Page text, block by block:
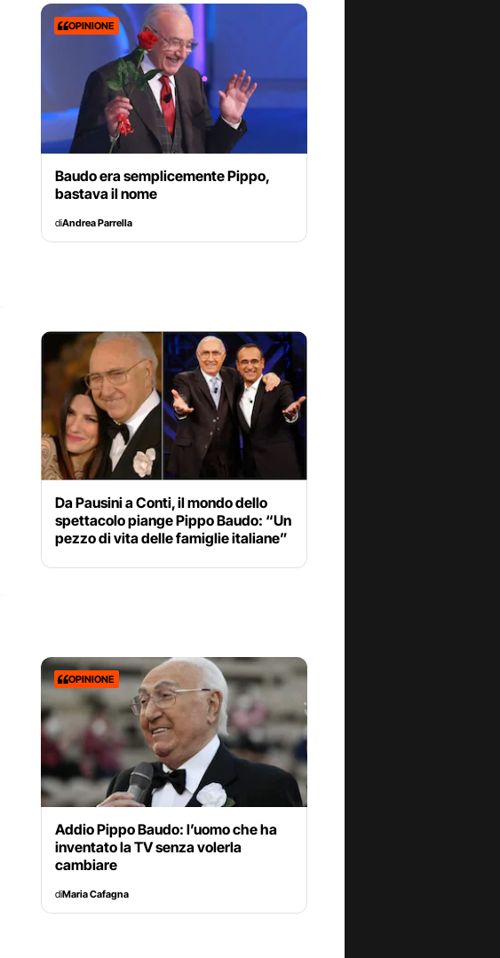
OPINIONE
Baudo era semplicemente Pippo,
bastava il nome
diAndrea Parrella
Da Pausini a Conti, il mondo dello
spettacolo piange Pippo Baudo: “Un
pezzo di vita delle famiglie italiane”
OPINIONE
Addio Pippo Baudo: l’uomo che ha
inventato la TV senza volerla
cambiare
diMaria Cafagna